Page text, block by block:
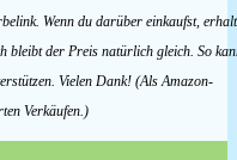
Wenn du darüber einkaufst,
bleibt der Preis natürlich gleich. So
Vielen Dank! (Als Amazon-
Verkäufen.)